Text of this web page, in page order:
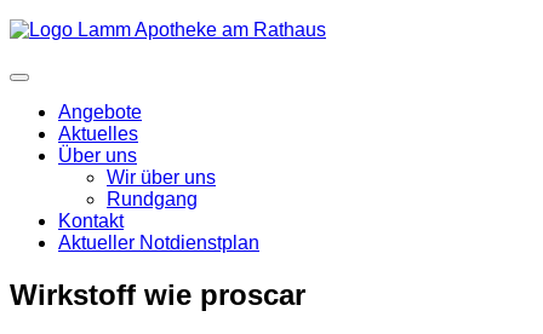
Angebote
Aktuelles
Über uns
Wir über uns
Rundgang
Kontakt
Aktueller Notdienstplan
Wirkstoff wie proscar